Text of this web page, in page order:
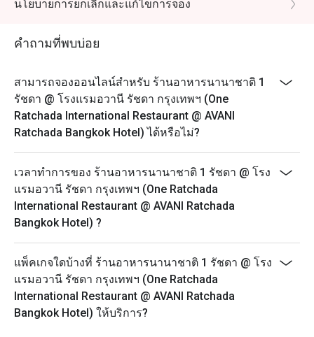
- รับออเดอร์สุดท้าย 14.30 น.
วัน) 18.00 – 22.00 น.
- รับออเดอร์สุดท้าย 21.30 น.
บุฟเฟ่ต์ นานาชาติ มื้อกลางวัน (จันทร์-เสาร์) 12.00 –
14.30 น.
- ราคาปกติ 699 บาท
- ลาสออเดอร์ 14.00 น.
นโยบายการยกเลิกและแก้ไขการจอง
คำถามที่พบบ่อย
สามารถจองออนไลน์สำหรับ ร้านอาหารนานาชาติ 1
รัชดา @ โรงแรมอวานี รัชดา กรุงเทพฯ (One
Ratchada International Restaurant @ AVANI
Ratchada Bangkok Hotel) ได้หรือไม่?
เวลาทำการของ ร้านอาหารนานาชาติ 1 รัชดา @ โรง
แรมอวานี รัชดา กรุงเทพฯ (One Ratchada
International Restaurant @ AVANI Ratchada
Bangkok Hotel) ?
แพ็คเกจใดบ้างที่ ร้านอาหารนานาชาติ 1 รัชดา @ โรง
แรมอวานี รัชดา กรุงเทพฯ (One Ratchada
International Restaurant @ AVANI Ratchada
Bangkok Hotel) ให้บริการ?